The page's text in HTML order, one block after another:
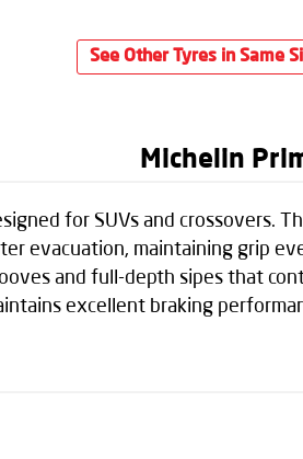
See Other Tyres in Same
for SUVs and crossovers.
evacuation, maintaining grip
and full-depth sipes that
excellent braking